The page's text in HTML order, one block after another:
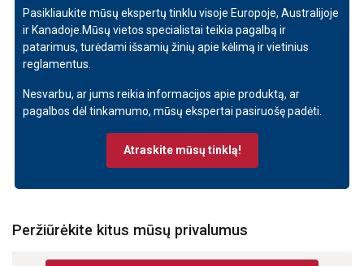
Pasikliaukite mūsų ekspertų tinklu visoje Europoje, Australijoje
ir Kanadoje. Mūsų vietos specialistai teikia pagalbą ir
patarimus, turėdami išsamių žinių apie kėlimą ir vietinius
reglamentus.
Nesvarbu, ar jums reikia informacijos apie produktą, ar
pagalbos dėl tinkamumo, mūsų ekspertai pasiruošę padėti.
Atraskite mūsų tinklą!
Peržiūrėkite kitus mūsų privalumus
LITHUANIAN
Ši svetainė naudoja slapukus
Naudojame slapukus siekdami
suasmeninti turinį, skelbimus ir analizuoti
jūsų naudojimąsi mūsų svetaine su mūsų
reklamos ir analizės partneriais, kurie gali
ją sujungti su kita informacija, kurią jiems
pateikėte arba kurią jie surinko, kai
politika
Būtinieji
Veikimą
gerinantys
Tiksliniai